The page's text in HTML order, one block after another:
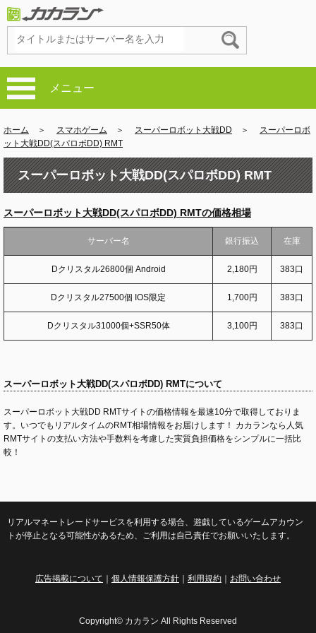
メニュー
ホーム ＞ スマホゲーム ＞ スーパーロボット大戦DD ＞ スーパーロボ
ット大戦DD(スパロボDD) RMT
スーパーロボット大戦DD(スパロボDD) RMT
スーパーロボット大戦DD(スパロボDD) RMTの価格相場
サーバー名 銀行振込 在庫
Dクリスタル26800個 Android 2,180円 383口
Dクリスタル27500個 IOS限定 1,700円 383口
Dクリスタル31000個+SSR50体 3,100円 383口
スーパーロボット大戦DD(スパロボDD) RMTについて
スーパーロボット大戦DD RMTサイトの価格情報を最速10分で取得しておりま
す。いつでもリアルタイムのRMT相場情報をお届けします！ カカランなら人気
RMTサイトの支払い方法や手数料を考慮した実質負担価格をシンプルに一括比
較！
リアルマネートレードサービスを利用する場合、遊戯しているゲームアカウン
トが停止となる可能性があるため、ご利用は自己責任でお願いいたします。
広告掲載について 個人情報保護方針 利用規約 お問い合わせ
Copyright© カカラン All Rights Reserved